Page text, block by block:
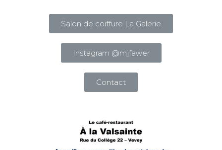
Salon de coiffure La Galerie
Instagram @mjfawer
Contact